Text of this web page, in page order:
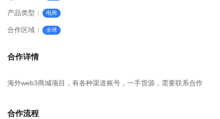
产品类型： 电商
合作区域： 全球
合作详情
海外web3商城项目，有各种渠道账号，一手货源，需要联系合作
合作流程